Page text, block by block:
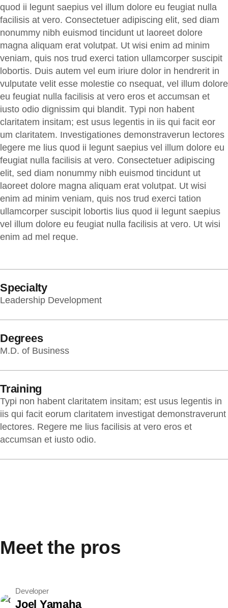
quod ii legunt saepius vel illum dolore eu feugiat nulla
facilisis at vero. Consectetuer adipiscing elit, sed diam
nonummy nibh euismod tincidunt ut laoreet dolore
magna aliquam erat volutpat. Ut wisi enim ad minim
veniam, quis nos trud exerci tation ullamcorper suscipit
lobortis. Duis autem vel eum iriure dolor in hendrerit in
vulputate velit esse molestie co nsequat, vel illum dolore
eu feugiat nulla facilisis at vero eros et accumsan et
iusto odio dignissim qui blandit. Typi non habent
claritatem insitam; est usus legentis in iis qui facit eor
um claritatem. Investigationes demonstraverun lectores
legere me lius quod ii legunt saepius vel illum dolore eu
feugiat nulla facilisis at vero. Consectetuer adipiscing
elit, sed diam nonummy nibh euismod tincidunt ut
laoreet dolore magna aliquam erat volutpat. Ut wisi
enim ad minim veniam, quis nos trud exerci tation
ullamcorper suscipit lobortis lius quod ii legunt saepius
vel illum dolore eu feugiat nulla facilisis at vero. Ut wisi
enim ad mel reque.
Specialty
Leadership Development
Degrees
M.D. of Business
Training
Typi non habent claritatem insitam; est usus legentis in
iis qui facit eorum claritatem investigat demonstraverunt
lectores. Regere me lius facilisis at vero eros et
accumsan et iusto odio.
Meet the pros
Developer
Joel Yamaha